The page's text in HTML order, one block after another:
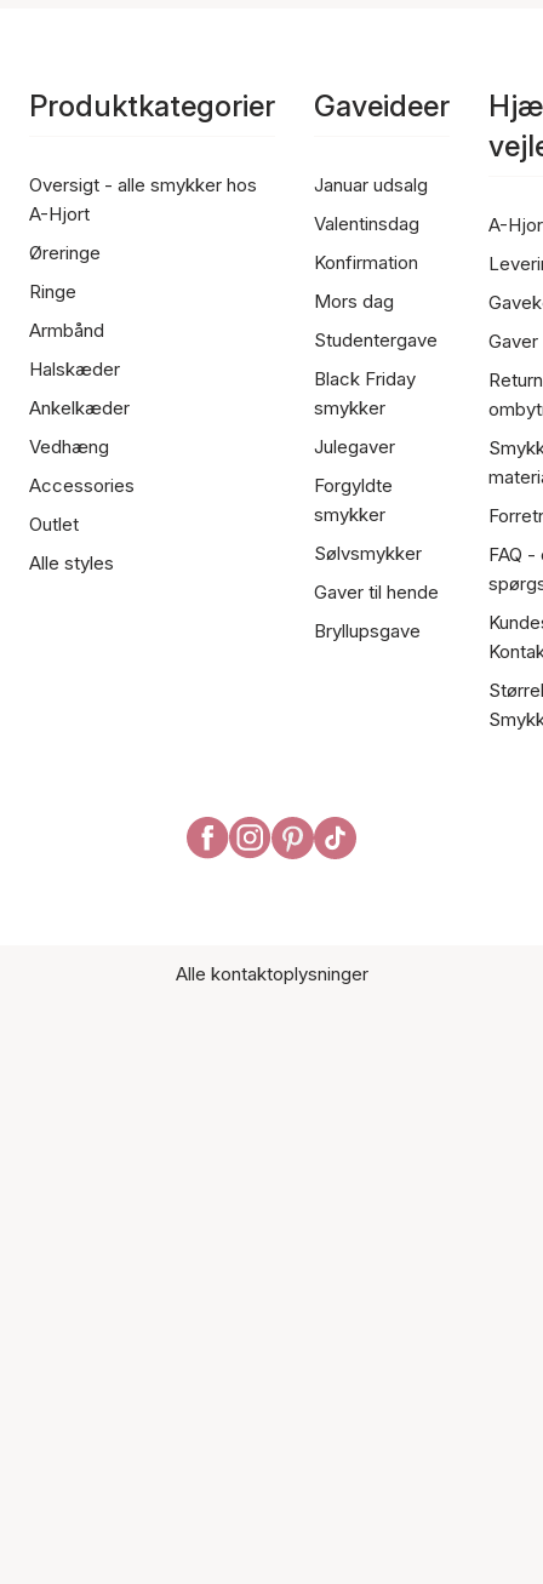
Produktkategorier
Oversigt - alle smykker hos
A-Hjort
Øreringe
Ringe
Armbånd
Halskæder
Ankelkæder
Vedhæng
Accessories
Outlet
Alle styles
Gaveideer
Januar udsalg
Valentinsdag
Konfirmation
Mors dag
Studentergave
Black Friday
smykker
Julegaver
Forgyldte
smykker
Sølvsmykker
Gaver til hende
Bryllupsgave
A-
FAQ
Alle kontaktoplysninger